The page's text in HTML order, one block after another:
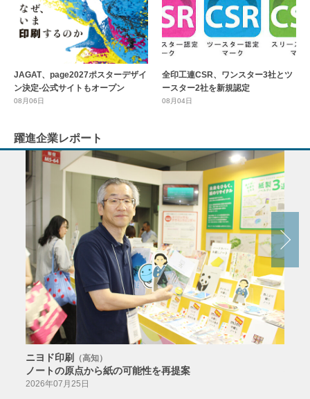
JAGAT、page2027ポスターデザイ
ン決定-公式サイトもオープン
08月06日
全印工連CSR、ワンスター3社とツ
ースター2社を新規認定
08月04日
躍進企業レポート
ニヨド印刷 （高知）
ノートの原点から紙の可能性を再提案
2026年07月25日